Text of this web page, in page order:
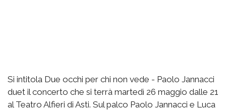
Si intitola Due occhi per chi non vede - Paolo Jannacci
duet il concerto che si terrà martedì 26 maggio dalle 21
al Teatro Alfieri di Asti. Sul palco Paolo Jannacci e Luca